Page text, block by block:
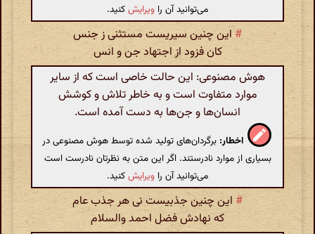
می‌توانید آن را ویرایشکنید.
# این چنین سیریست مستثنی ز جنس
کان فزود از اجتهاد جن و انس
هوش مصنوعی: این حالت خاصی است که از سایر
موارد متفاوت است و به خاطر تلاش و کوشش
انسان‌ها و جن‌ها به دست آمده است.
اخطار: برگردان‌های تولید شده توسط هوش مصنوعی در
بسیاری از موارد نادرستند. اگر این متن به نظرتان نادرست است
می‌توانید آن را ویرایشکنید.
# این چنین جذبیست نی هر جذب عام
که نهادش فضل احمد والسلام